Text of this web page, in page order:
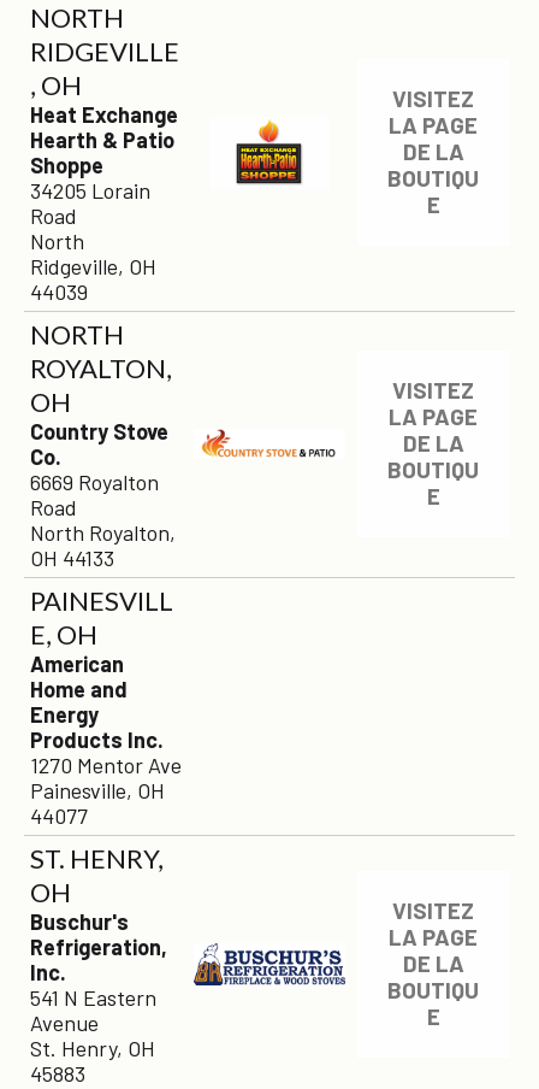
NORTH
RIDGEVILLE
, OH
Heat Exchange
Hearth & Patio
Shoppe
34205 Lorain
Road
North
Ridgeville, OH
44039
VISITEZ
LA PAGE
DE LA
BOUTIQU
E
NORTH
ROYALTON,
OH
Country Stove
Co.
6669 Royalton
Road
North Royalton,
OH 44133
VISITEZ
LA PAGE
DE LA
BOUTIQU
E
PAINESVILL
E, OH
American
Home and
Energy
Products Inc.
1270 Mentor Ave
Painesville, OH
44077
ST. HENRY,
OH
Buschur's
Refrigeration,
Inc.
541 N Eastern
Avenue
St. Henry, OH
45883
VISITEZ
LA PAGE
DE LA
BOUTIQU
E